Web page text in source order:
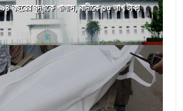
বছরের বৃদ্ধকে খালাস, বাদীকে ১০ লাখ টাকা